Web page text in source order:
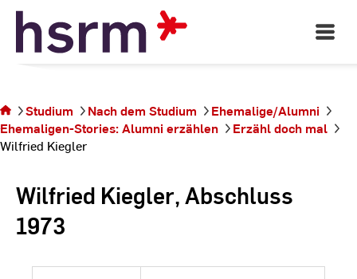
Skip
Content
Open
Main
sich auf
der
Seite
Studium Nach dem Studium
Ehemalige/Alumni
Ehemaligen-Stories: Alumni erzählen
Erzähl doch mal
Wilfried Kiegler
Wilfried Kiegler, Abschluss
1973